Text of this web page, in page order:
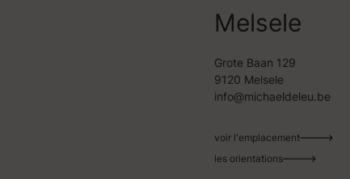
Melsele
Grote Baan 129
9120 Melsele
info@michaeldeleu.be
voir l'emplacement
les orientations